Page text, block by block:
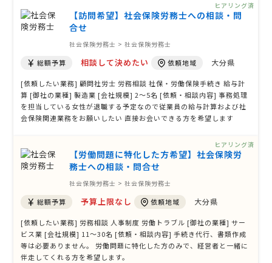
【訪問希望】社会保険労務士への相談・問
合せ
社会保険労務士 > 社会保険労務士
総額予算 相談して決めたい 依頼地域 大分県
[依頼したい業務] 顧問社労士 労務相談 社保・労働保険手続き 給与計
算 [御社の業種] 製造業 [会社規模] 2〜5名 [依頼・相談内容] 事務処理
を担当している女性が退職する予定なので従業員の給与計算および社
会保険関連業務をお願いしたい 直接お会いできる方を希望します
ヒアリング済
【労働問題に特化した方希望】社会保険労
務士への相談・問合せ
社会保険労務士 > 社会保険労務士
総額予算 予算上限なし 依頼地域 大分県
[依頼したい業務] 労務相談 人事制度 労働トラブル [御社の業種] サー
ビス業 [会社規模] 11〜30名 [依頼・相談内容] 手続き代行、書類作成
等は必要ありません。 労働問題に特化した方のみで、経営者と一緒に
伴走してくれる方を希望します。
ヒアリング済